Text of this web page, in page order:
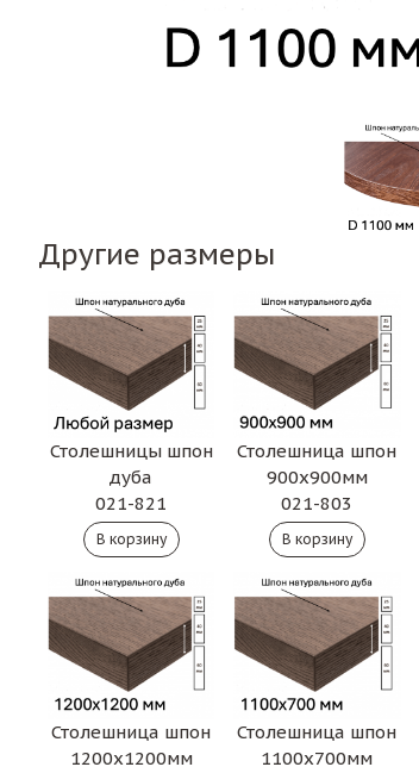
Другие размеры
Столешницы шпон
дуба
021-821
Столешница шпон
900х900мм
021-803
Столешница шпон
1200х1200мм
Столешница шпон
1100х700мм